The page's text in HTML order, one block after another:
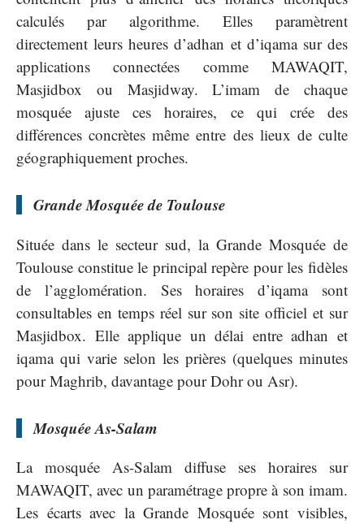
calculés par algorithme. Elles paramètrent
directement leurs heures d’adhan et d’iqama sur des
applications connectées comme MAWAQIT,
Masjidbox ou Masjidway. L’imam de chaque
mosquée ajuste ces horaires, ce qui crée des
différences concrètes même entre des lieux de culte
géographiquement proches.
Grande Mosquée de Toulouse
Située dans le secteur sud, la Grande Mosquée de
Toulouse constitue le principal repère pour les fidèles
de l’agglomération. Ses horaires d’iqama sont
consultables en temps réel sur son site officiel et sur
Masjidbox. Elle applique un délai entre adhan et
iqama qui varie selon les prières (quelques minutes
pour Maghrib, davantage pour Dohr ou Asr).
Mosquée As-Salam
La mosquée As-Salam diffuse ses horaires sur
MAWAQIT, avec un paramétrage propre à son imam.
Les écarts avec la Grande Mosquée sont visibles,